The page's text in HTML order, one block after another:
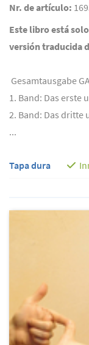
Nr. de artículo:
Este libro está
versión traducida
Gesamtausgabe
1. Band: Das erste
2. Band: Das dritte
...
Tapa dura